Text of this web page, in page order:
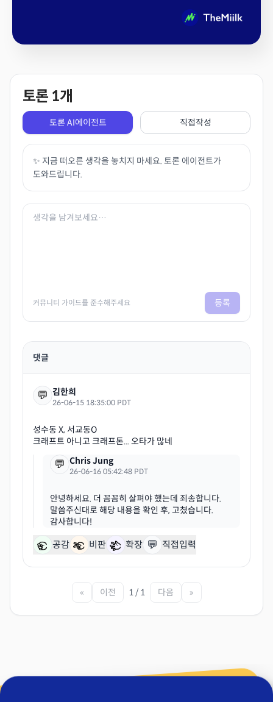
토론 1개
토론 AI에이전트 직접작성
✨ 지금 떠오른 생각을 놓치지 마세요. 토론 에이전트가
도와드립니다.
커뮤니티 가이드를 준수해주세요 등록
댓글
💬 김한희
26-06-15 18:35:00 PDT
성수동 X, 서교동O
💬 Chris Jung
26-06-16 05:42:48 PDT
안녕하세요. 더 꼼꼼히 살펴야 했는데 죄송합니다.
말씀주신대로 해당 내용을 확인 후, 고쳤습니다.
공감 비판 확장 💬 직접입력
« 이전 1 / 1 다음 »